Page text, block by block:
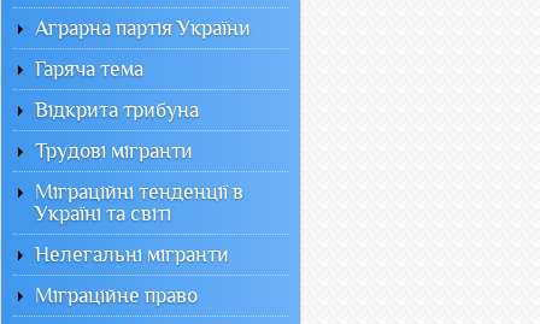
Аграрна партія України
Гаряча тема
Відкрита трибуна
Трудові мігранти
Міграційні тенденції в
Україні та світі
Нелегальні мігранти
Міграційне право